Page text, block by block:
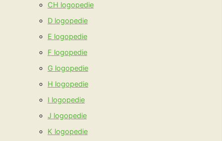
CH logopedie
D logopedie
E logopedie
F logopedie
G logopedie
H logopedie
I logopedie
J logopedie
K logopedie